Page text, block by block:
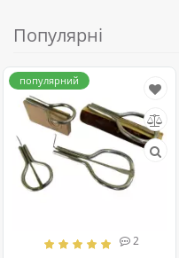
Популярні
популярний
2